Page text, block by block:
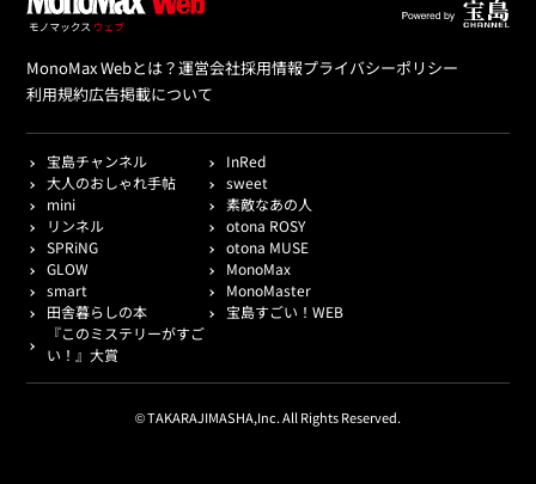
MonoMax Webとは？運営会社採用情報プライバシーポリシー
利用規約広告掲載について
宝島チャンネル
InRed
大人のおしゃれ手帖
sweet
mini
素敵なあの人
リンネル
otona ROSY
SPRiNG
otona MUSE
GLOW
MonoMax
smart
MonoMaster
田舎暮らしの本
宝島すごい！WEB
『このミステリーがすご
い！』大賞
© TAKARAJIMASHA,Inc. All Rights Reserved.